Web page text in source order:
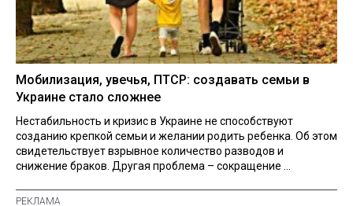
Мобилизация, увечья, ПТСР: создавать семьи в
Украине стало сложнее
Нестабильность и кризис в Украине не способствуют
созданию крепкой семьи и желании родить ребенка. Об этом
свидетельствует взрывное количество разводов и
снижение браков. Другая проблема – сокращение ...